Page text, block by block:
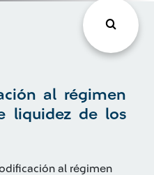
al régimen
liquidez de los
al régimen